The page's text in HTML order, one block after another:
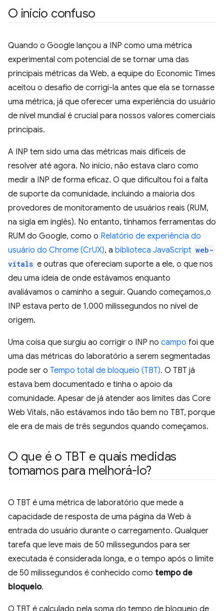
O início confuso
Quando o Google lançou a INP como uma métrica
experimental com potencial de se tornar uma das
principais métricas da Web, a equipe do Economic Times
aceitou o desafio de corrigi-la antes que ela se tornasse
uma métrica, já que oferecer uma experiência do usuário
de nível mundial é crucial para nossos valores comerciais
principais.
A INP tem sido uma das métricas mais difíceis de
resolver até agora. No início, não estava claro como
medir a INP de forma eficaz. O que dificultou foi a falta
de suporte da comunidade, incluindo a maioria dos
provedores de monitoramento de usuários reais (RUM,
na sigla em inglês). No entanto, tínhamos ferramentas do
RUM do Google, como o Relatório de experiência do
usuário do Chrome (CrUX), a biblioteca JavaScript web-
vitals e outras que ofereciam suporte a ele, o que nos
deu uma ideia de onde estávamos enquanto
avaliávamos o caminho a seguir. Quando começamos,o
INP estava perto de 1.000 milissegundos no nível de
origem.
Uma coisa que surgiu ao corrigir o INP no campo foi que
uma das métricas do laboratório a serem segmentadas
pode ser o Tempo total de bloqueio (TBT). O TBT já
estava bem documentado e tinha o apoio da
comunidade. Apesar de já atender aos limites das Core
Web Vitals, não estávamos indo tão bem no TBT, porque
ele era de mais de três segundos quando começamos.
O que é o TBT e quais medidas
tomamos para melhorá-lo?
O TBT é uma métrica de laboratório que mede a
capacidade de resposta de uma página da Web à
entrada do usuário durante o carregamento. Qualquer
tarefa que leve mais de 50 milissegundos para ser
executada é considerada longa, e o tempo após o limite
de 50 milissegundos é conhecido como tempo de
bloqueio.
O TBT é calculado pela soma do tempo de bloqueio de